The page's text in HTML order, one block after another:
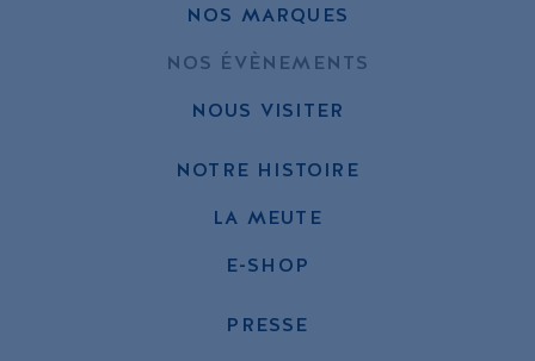
NOS MARQUES
NOS ÉVÈNEMENTS
NOUS VISITER
NOTRE HISTOIRE
LA MEUTE
E-SHOP
PRESSE